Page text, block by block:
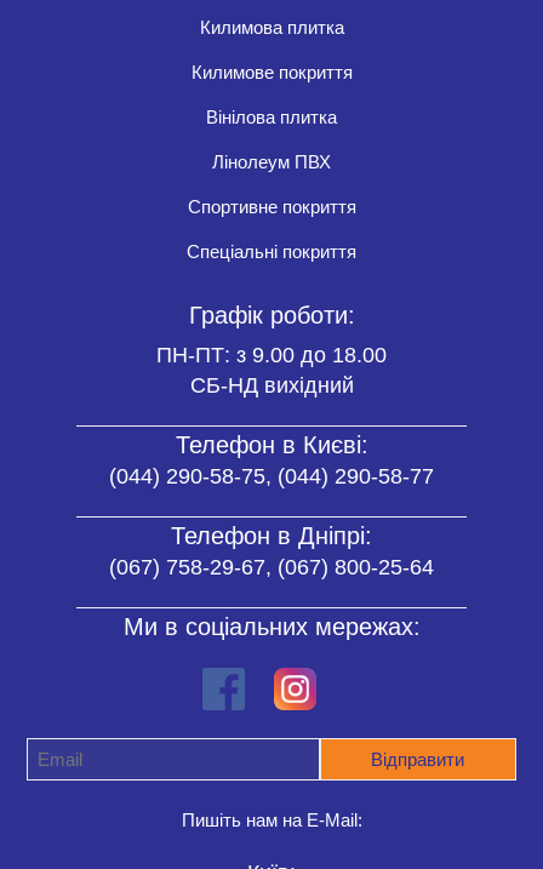
Килимова плитка
Килимове покриття
Вінілова плитка
Лінолеум ПВХ
Спортивне покриття
Спеціальні покриття
Графік роботи:
ПН-ПТ: з 9.00 до 18.00
СБ-НД вихідний
Телефон в Києві:
(044) 290-58-75, (044) 290-58-77
Телефон в Дніпрі:
(067) 758-29-67, (067) 800-25-64
Ми в соціальних мережах:
Пишіть нам на E-Mail: